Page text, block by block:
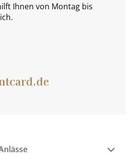
Ihnen von Montag bis